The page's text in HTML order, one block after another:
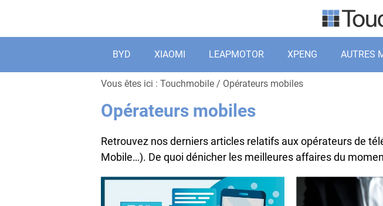
contenu
BYD XIAOMI LEAPMOTOR XPENG AUTRES
Vous êtes ici : Touchmobile / Opérateurs mobiles
Opérateurs mobiles
Retrouvez nos derniers articles relatifs aux opérateurs de
Mobile…). De quoi dénicher les meilleures affaires du